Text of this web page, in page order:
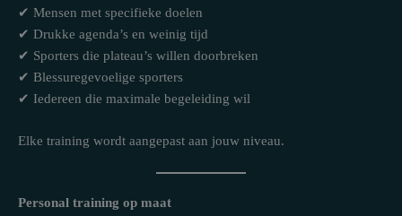
✔ Mensen met specifieke doelen
✔ Drukke agenda’s en weinig tijd
✔ Sporters die plateau’s willen doorbreken
✔ Blessuregevoelige sporters
✔ Iedereen die maximale begeleiding wil
Elke training wordt aangepast aan jouw niveau.
Personal training op maat